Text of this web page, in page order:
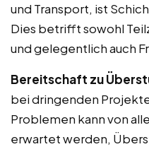
und Transport, ist
Dies betrifft sowohl
und gelegentlich auch
Bereitschaft zu
bei dringenden
Problemen kann von
erwartet werden,